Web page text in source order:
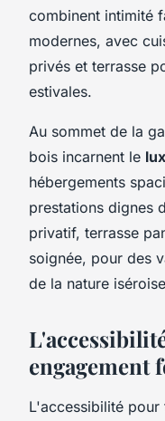
combinent intimité
modernes, avec
privés et terrasse
estivales.
Au sommet de la
bois incarnent le
hébergements
prestations dignes
privatif, terrasse
soignée, pour des
de la nature
engagement
L'accessibilité pour